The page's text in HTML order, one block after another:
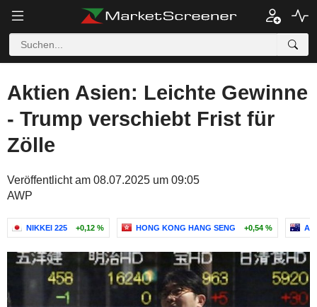
Aktien Asien: Leichte Gewinne
- Trump verschiebt Frist für
Zölle
Veröffentlicht am 08.07.2025 um 09:05
AWP
NIKKEI 225 +0,12 % HONG KONG HANG SENG +0,54 %